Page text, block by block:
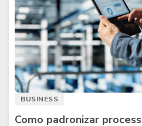
BUSINESS
Como padronizar